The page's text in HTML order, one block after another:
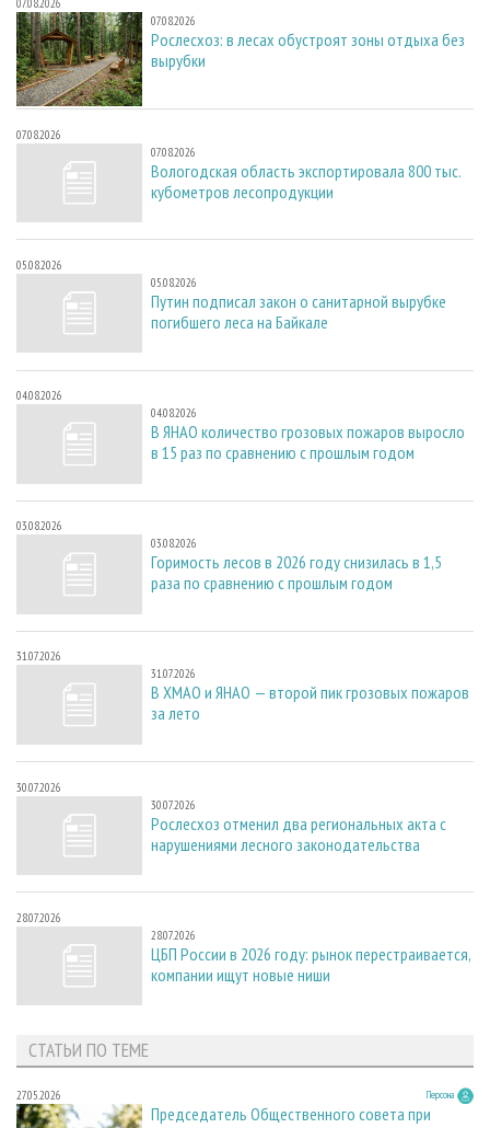
07.08.2026
07.08.2026
Рослесхоз: в лесах обустроят зоны отдыха без
вырубки
07.08.2026
07.08.2026
Вологодская область экспортировала 800 тыс.
кубометров лесопродукции
05.08.2026
05.08.2026
Путин подписал закон о санитарной вырубке
погибшего леса на Байкале
04.08.2026
04.08.2026
В ЯНАО количество грозовых пожаров выросло
в 15 раз по сравнению с прошлым годом
03.08.2026
03.08.2026
Горимость лесов в 2026 году снизилась в 1,5
раза по сравнению с прошлым годом
31.07.2026
31.07.2026
В ХМАО и ЯНАО — второй пик грозовых пожаров
за лето
30.07.2026
30.07.2026
Рослесхоз отменил два региональных акта с
нарушениями лесного законодательства
28.07.2026
28.07.2026
ЦБП России в 2026 году: рынок перестраивается,
компании ищут новые ниши
СТАТЬИ ПО ТЕМЕ
27.05.2026 Персона
Председатель Общественного совета при